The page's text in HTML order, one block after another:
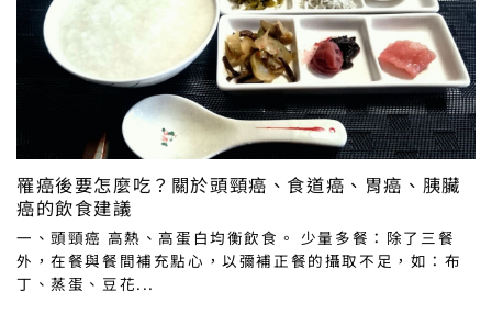
罹癌後要怎麼吃？關於頭頸癌、食道癌、胃癌、胰臟
癌的飲食建議
一、頭頸癌 高熱、高蛋白均衡飲食。 少量多餐：除了三餐
外，在餐與餐間補充點心，以彌補正餐的攝取不足，如：布
丁、蒸蛋、豆花...